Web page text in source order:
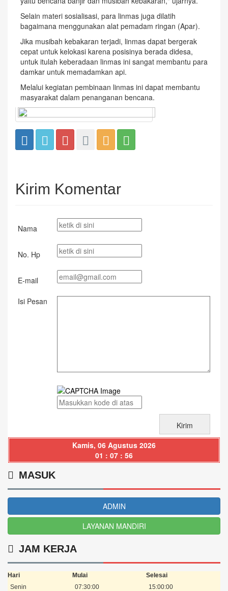
Selain materi sosialisasi, para linmas juga dilatih
bagaimana menggunakan alat pemadam ringan (Apar).
Jika musibah kebakaran terjadi, linmas dapat bergerak
cepat untuk kelokasi karena posisinya berada didesa,
untuk itulah keberadaan linmas ini sangat membantu para
damkar untuk memadamkan api.
Melalui kegiatan pembinaan linmas ini dapat membantu
masyarakat dalam penanganan bencana.
Kirim Komentar
Nama
No. Hp
E-mail
Isi Pesan
Kamis, 06 Agustus 2026
01 : 07 : 56
MASUK
ADMIN
LAYANAN MANDIRI
JAM KERJA
Hari Mulai
Selesai
Senin
07:30:00 15:00:00